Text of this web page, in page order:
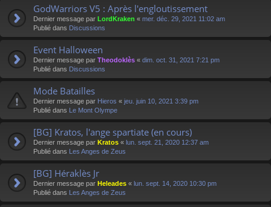
GodWarriors V5 : Après l'engloutissement
Dernier message par LordKraken « mer. déc. 29, 2021 11:02 am
Publié dans Discussions
Event Halloween
Dernier message par Theodoklès « dim. oct. 31, 2021 7:21 pm
Publié dans Discussions
Mode Batailles
Dernier message par Hieros « jeu. juin 10, 2021 3:39 pm
Publié dans Le Mont Olympe
[BG] Kratos, l'ange spartiate (en cours)
Dernier message par Kratos « lun. sept. 21, 2020 12:37 am
Publié dans Les Anges de Zeus
[BG] Héraklès Jr
Dernier message par Heleades « lun. sept. 14, 2020 10:30 pm
Publié dans Les Anges de Zeus